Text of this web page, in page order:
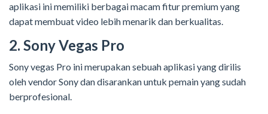
aplikasi ini memiliki berbagai macam fitur premium yang
dapat membuat video lebih menarik dan berkualitas.
2. Sony Vegas Pro
Sony vegas Pro ini merupakan sebuah aplikasi yang dirilis
oleh vendor Sony dan disarankan untuk pemain yang sudah
berprofesional.